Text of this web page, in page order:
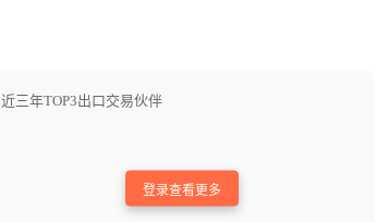
近三年TOP3出口交易伙伴
登录查看更多